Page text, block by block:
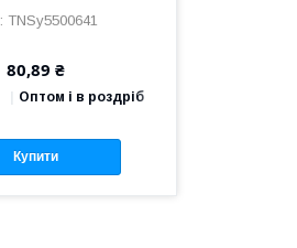
TNSy5500641
80,89 ₴
Оптом і в роздріб
Купити